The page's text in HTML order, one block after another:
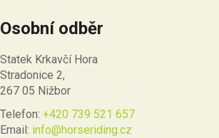
Osobní odběr
Statek Krkavčí Hora
Stradonice 2,
267 05 Nižbor
Telefon: +420 739 521 657
Email: info@horseriding.cz